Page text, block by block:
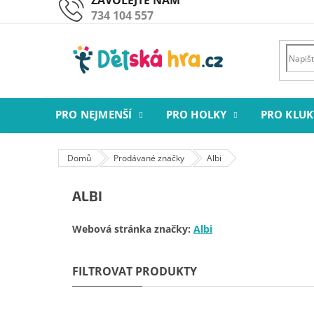
734 104 557
PRO NEJMENŠÍ PRO HOLKY PRO
Domů Prodávané značky Albi
ALBI
Webová stránka značky: Albi